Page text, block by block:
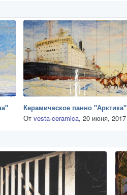
Керамическое панно "Арктика"
От vesta-ceramica, 20 июня, 2017